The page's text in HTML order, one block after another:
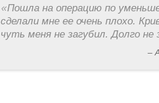
«Пошла на операцию по
сделали мне ее очень плохо.
чуть меня не загубил. Долго не
–